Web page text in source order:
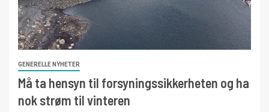
GENERELLE NYHETER
Må ta hensyn til forsyningssikkerheten og ha
nok strøm til vinteren